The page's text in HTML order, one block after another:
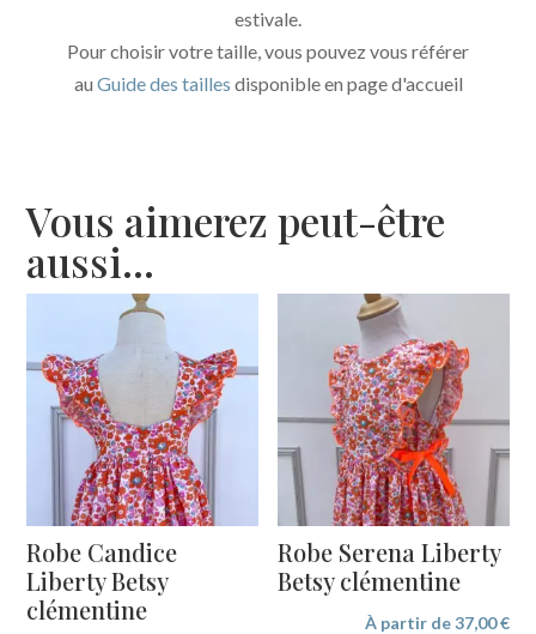
estivale.
Pour choisir votre taille, vous pouvez vous référer
au Guide des tailles disponible en page d'accueil
Vous aimerez peut-être
aussi…
Robe Candice
Liberty Betsy
clémentine
Robe Serena Liberty
Betsy clémentine
À partir de37,00€